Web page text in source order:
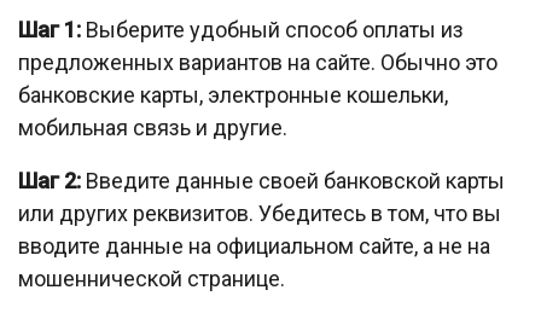
Шаг 1: Выберите удобный способ оплаты из
предложенных вариантов на сайте. Обычно это
банковские карты, электронные кошельки,
мобильная связь и другие.
Шаг 2: Введите данные своей банковской карты
или других реквизитов. Убедитесь в том, что вы
вводите данные на официальном сайте, а не на
мошеннической странице.